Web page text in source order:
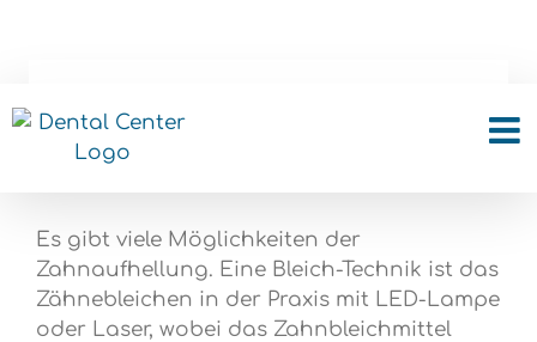
Welche ist die Zahn-
Bleich-Methode?
Es gibt viele Möglichkeiten der
Zahnaufhellung. Eine Bleich-Technik ist das
Zähnebleichen in der Praxis mit LED-Lampe
oder Laser, wobei das Zahnbleichmittel